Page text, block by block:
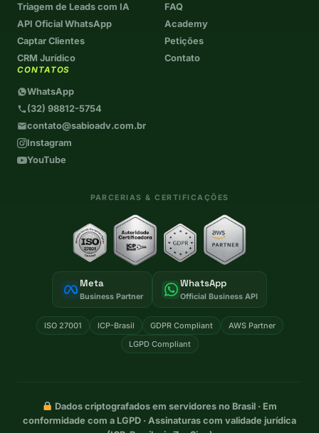
PARCERIAS & CERTIFICAÇÕES
Meta
Business Partner
WhatsApp
Official Business API
ISO 27001 ICP-Brasil GDPR Compliant
AWS Partner
LGPD Compliant
Triagem de Leads com IA
API Oficial WhatsApp
Captar Clientes
CRM Jurídico
FAQ
Academy
Petições
Contato
CONTATOS
WhatsApp
(32) 98812-5754
contato@sabioadv.com.br
Instagram
YouTube
Dados criptografados em servidores no Brasil · Em
conformidade com a LGPD · Assinaturas com validade jurídica